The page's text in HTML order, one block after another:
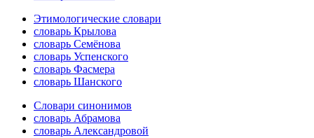
Этимологические словари
словарь Крылова
словарь Семёнова
словарь Успенского
словарь Фасмера
словарь Шанского
Словари синонимов
словарь Абрамова
словарь Александровой